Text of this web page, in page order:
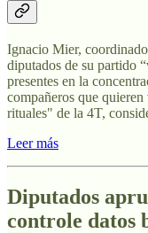
Ignacio Mier,
diputados de su partido
presentes en la
compañeros que
rituales" de la 4T,
Leer más
Diputados
controle datos